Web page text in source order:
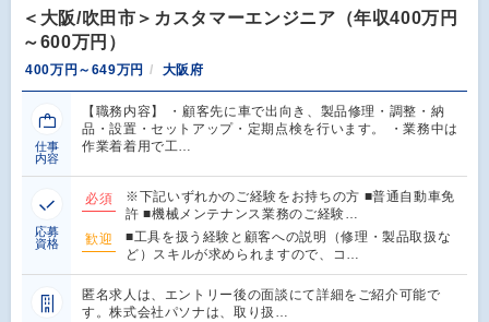
＜大阪/吹田市＞カスタマーエンジニア（年収400万円
～600万円）
400万円～649万円 大阪府
仕事
内容
【職務内容】 ・顧客先に車で出向き、製品修理・調整・納
品・設置・セットアップ・定期点検を行います。 ・業務中は
作業着着用で工…
応募
資格
必須
※下記いずれかのご経験をお持ちの方 ■普通自動車免
許 ■機械メンテナンス業務のご経験…
歓迎
■工具を扱う経験と顧客への説明（修理・製品取扱な
ど）スキルが求められますので、コ…
匿名求人は、エントリー後の面談にて詳細をご紹介可能で
す。株式会社パソナは、取り扱…